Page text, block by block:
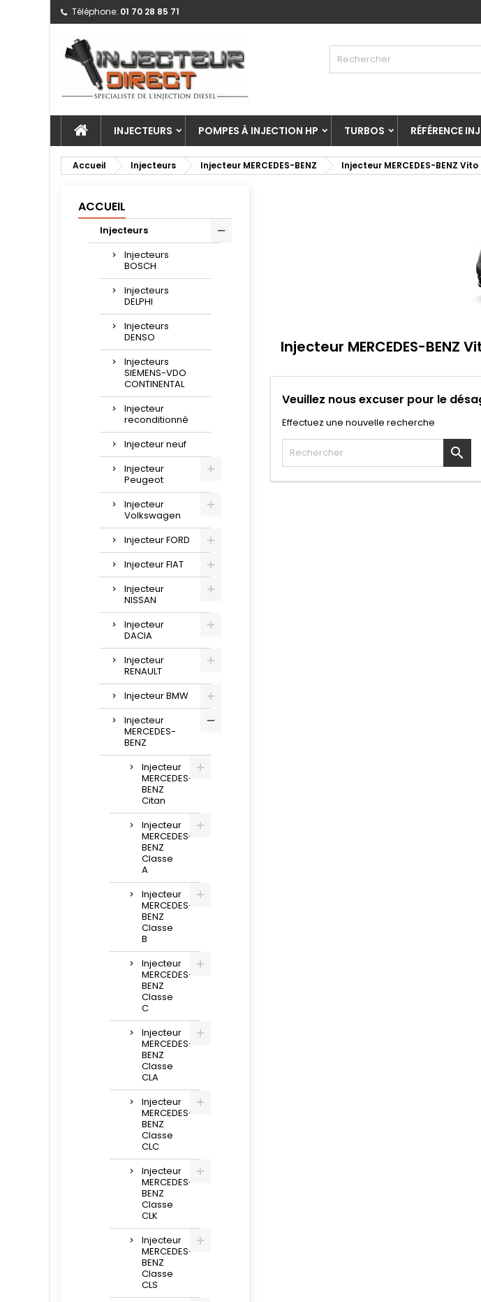
Téléphone: 01 70 28 85 71
INJECTEURS POMPES À INJECTION HP TURBOS RÉFÉRENCE
Accueil Injecteurs Injecteur MERCEDES-BENZ Injecteur MERCEDES-BENZ Vito
ACCUEIL
Injecteurs
Injecteurs
BOSCH
Injecteurs
DELPHI
Injecteurs
DENSO
Injecteurs
SIEMENS-VDO
CONTINENTAL
Injecteur
reconditionné
Injecteur neuf
Injecteur
Peugeot
Injecteur
Volkswagen
Injecteur FORD
Injecteur FIAT
Injecteur
NISSAN
Injecteur
DACIA
Injecteur
RENAULT
Injecteur BMW
Injecteur
MERCEDES-
BENZ
Injecteur
MERCEDES-
BENZ
Citan
Injecteur
MERCEDES-
BENZ
Classe
A
Injecteur
MERCEDES-
BENZ
Classe
B
Injecteur
MERCEDES-
BENZ
Classe
C
Injecteur
MERCEDES-
BENZ
Classe
CLA
Injecteur
MERCEDES-
BENZ
Classe
CLC
Injecteur
MERCEDES-
BENZ
Classe
CLK
Injecteur
MERCEDES-
BENZ
Classe
CLS
Injecteur MERCEDES-BENZ
Veuillez nous excuser pour le
Effectuez une nouvelle recherche
